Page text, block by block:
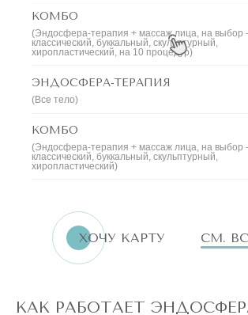
КОМБО
(Эндосфера-терапия + массаж лица, на выбор -
классический, буккальный, скульптурный,
хиропластический, на 10 процедур)
ЭНДОСФЕРА-ТЕРАПИЯ
(Все тело)
КОМБО
(Эндосфера-терапия + массаж лица, на выбор -
классический, буккальный, скульптурный,
хиропластический)
ХОЧУ КАРТУ СМ.
КАК РАБОТАЕТ